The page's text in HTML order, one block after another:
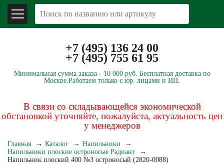
+7 (495) 136 24 00
+7 (495) 755 61 95
Минимальная сумма заказа - 10 000 руб. Бесплатная доставка по
Москве.Работаем только с юр. лицами и ИП.
В связи со складывающейся экономической
обстановкой уточняйте, пожалуйста, актуальность цен
у менеджеров
Главная Каталог
Напильники
Напильники плоские остроносые Радиант
Напильник плоский 400 №3 остроносый (2820-0088)